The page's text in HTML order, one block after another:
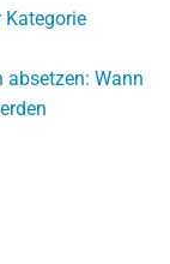
Kategorie
absetzen: Wann